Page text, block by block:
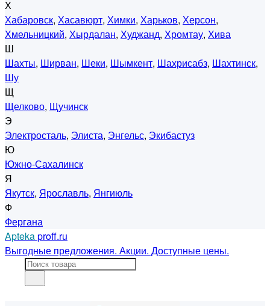
Х
Хабаровск, Хасавюрт, Химки, Харьков, Херсон,
Хмельницкий, Хырдалан, Худжанд, Хромтау, Хива
Ш
Шахты, Ширван, Шеки, Шымкент, Шахрисабз, Шахтинск,
Шу
Щ
Щелково, Щучинск
Э
Электросталь, Элиста, Энгельс, Экибастуз
Ю
Южно-Сахалинск
Я
Якутск, Ярославль, Янгиюль
Ф
Фергана
Aptekaproff.ru
Выгодные предложения. Акции. Доступные цены.